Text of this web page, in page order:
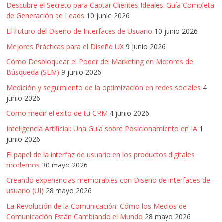
Descubre el Secreto para Captar Clientes Ideales: Guía Completa
de Generación de Leads 10 junio 2026
El Futuro del Diseño de Interfaces de Usuario 10 junio 2026
Mejores Prácticas para el Diseño UX 9 junio 2026
Cómo Desbloquear el Poder del Marketing en Motores de
Búsqueda (SEM) 9 junio 2026
Medición y seguimiento de la optimización en redes sociales 4
junio 2026
Cómo medir el éxito de tu CRM 4 junio 2026
Inteligencia Artificial: Una Guía sobre Posicionamiento en IA 1
junio 2026
El papel de la interfaz de usuario en los productos digitales
modernos 30 mayo 2026
Creando experiencias memorables con Diseño de interfaces de
usuario (UI) 28 mayo 2026
La Revolución de la Comunicación: Cómo los Medios de
Comunicación Están Cambiando el Mundo 28 mayo 2026